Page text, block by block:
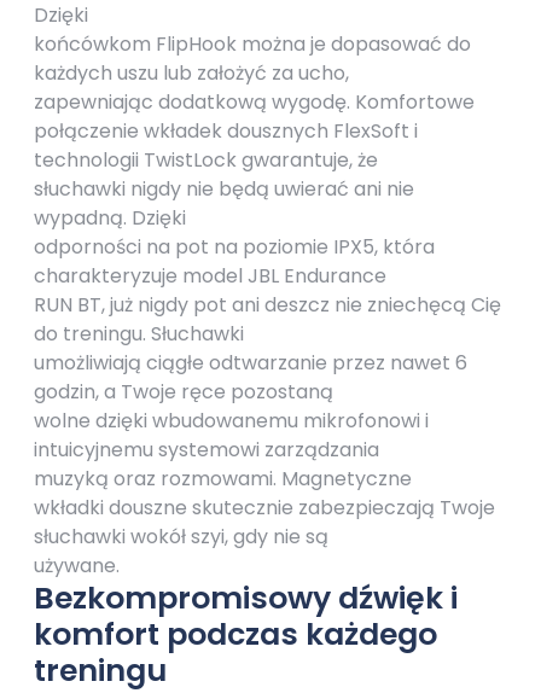
Dzięki
końcówkom FlipHook można je dopasować do
każdych uszu lub założyć za ucho,
zapewniając dodatkową wygodę. Komfortowe
połączenie wkładek dousznych FlexSoft i
technologii TwistLock gwarantuje, że
słuchawki nigdy nie będą uwierać ani nie
wypadną. Dzięki
odporności na pot na poziomie IPX5, która
charakteryzuje model JBL Endurance
RUN BT, już nigdy pot ani deszcz nie zniechęcą Cię
do treningu. Słuchawki
umożliwiają ciągłe odtwarzanie przez nawet 6
godzin, a Twoje ręce pozostaną
wolne dzięki wbudowanemu mikrofonowi i
intuicyjnemu systemowi zarządzania
muzyką oraz rozmowami. Magnetyczne
wkładki douszne skutecznie zabezpieczają Twoje
słuchawki wokół szyi, gdy nie są
używane.
Bezkompromisowy dźwięk i
komfort podczas każdego
treningu